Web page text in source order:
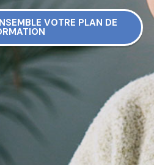
VOTRE PLAN DE